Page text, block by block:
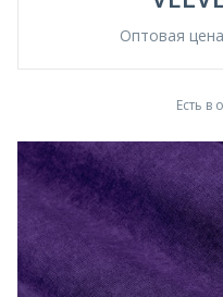
Оптовая
Есть в